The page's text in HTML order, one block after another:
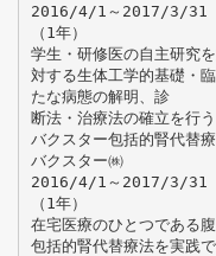
2016/4/1～2017/3/31
（1年）
学生・研修医の自主研究
対する生体工学的基礎・
たな病態の解明、診
断法・治療法の確立を行
バクスター包括的腎代替
バクスター㈱
2016/4/1～2017/3/31
（1年）
在宅医療のひとつである
包括的腎代替療法を実践